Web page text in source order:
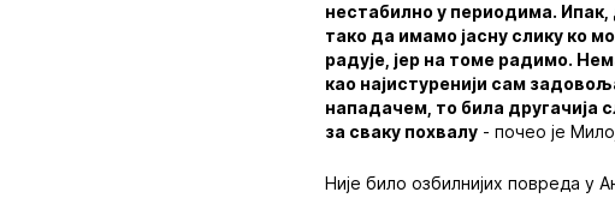
нестабилно у периодима.
тако да имамо јасну слику ко
радује, јер на томе радимо.
као најистуренији сам
нападачем, то била другачија
за сваку похвалу - почео је
Није било озбилнијих повреда у